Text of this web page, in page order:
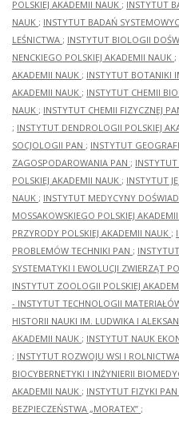
POLSKIEJ AKADEMII NAUK ; INSTYTUT
NAUK ; INSTYTUT BADAŃ
LEŚNICTWA ; INSTYTUT BIOLOGII
NENCKIEGO POLSKIEJ AKADEMII NAUK ;
AKADEMII NAUK ; INSTYTUT BOTANIKI
AKADEMII NAUK ; INSTYTUT CHEMII
NAUK ; INSTYTUT CHEMII FIZYCZNEJ
; INSTYTUT DENDROLOGII POLSKIEJ
SOCJOLOGII PAN ; INSTYTUT
ZAGOSPODAROWANIA PAN ;
POLSKIEJ AKADEMII NAUK ; INSTYTUT
NAUK ; INSTYTUT MEDYCYNY
MOSSAKOWSKIEGO POLSKIEJ
PRZYRODY POLSKIEJ AKADEMII NAUK ;
PROBLEMÓW TECHNIKI PAN ;
SYSTEMATYKI I EWOLUCJI ZWIERZĄT
INSTYTUT ZOOLOGII POLSKIEJ
- INSTYTUT TECHNOLOGII
HISTORII NAUKI IM. LUDWIKA I
AKADEMII NAUK ; INSTYTUT NAUK
; INSTYTUT ROZWOJU WSI I
BIOCYBERNETYKI I INŻYNIERII
AKADEMII NAUK ; INSTYTUT FIZYKI PAN
BEZPIECZEŃSTWA „MORATEX” ;